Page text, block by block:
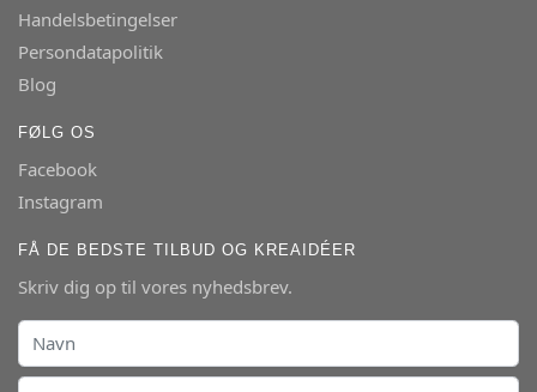
Handelsbetingelser
Persondatapolitik
Blog
FØLG OS
Facebook
Instagram
FÅ DE BEDSTE TILBUD OG KREAIDÉER
Skriv dig op til vores nyhedsbrev.